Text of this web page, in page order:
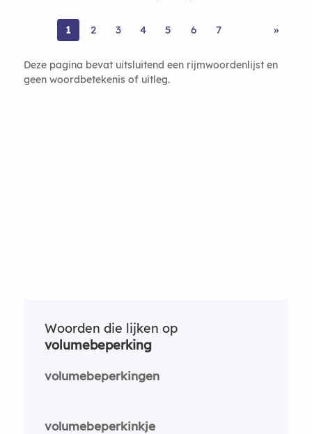
1 2 3 4 5 6 7 »
Deze pagina bevat uitsluitend een rijmwoordenlijst en
geen woordbetekenis of uitleg.
Woorden die lijken op
volumebeperking
volumebeperkingen
volumebeperkinkje